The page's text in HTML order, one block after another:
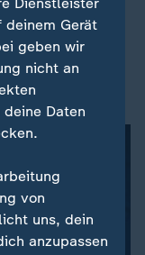
er nicht als
zufolge
Geschenk
deinem Gerät
geben wir
nicht an
Daten
von
uns, dein
anzupassen